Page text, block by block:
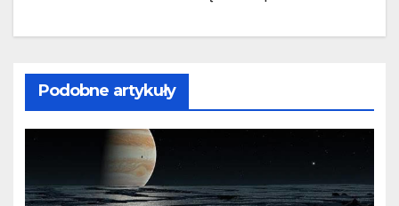
Podobne artykuły